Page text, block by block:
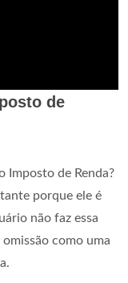
de
Imposto de Renda?
porque ele é
não faz essa
como uma